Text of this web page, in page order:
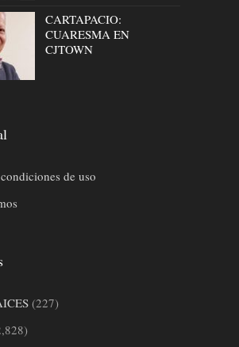
CARTAPACIO:
CUARESMA EN
CJTOWN
de uso
(227)